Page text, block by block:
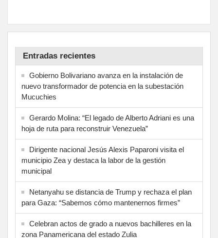
Entradas recientes
Gobierno Bolivariano avanza en la instalación de
nuevo transformador de potencia en la subestación
Mucuchies
Gerardo Molina: “El legado de Alberto Adriani es una
hoja de ruta para reconstruir Venezuela”
Dirigente nacional Jesús Alexis Paparoni visita el
municipio Zea y destaca la labor de la gestión
municipal
Netanyahu se distancia de Trump y rechaza el plan
para Gaza: “Sabemos cómo mantenernos firmes”
Celebran actos de grado a nuevos bachilleres en la
zona Panamericana del estado Zulia